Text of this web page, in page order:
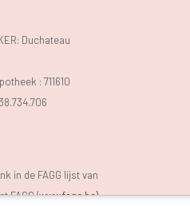
Duchateau
: 711610
in de FAGG lijst van
FAGG (www.fagg.be)